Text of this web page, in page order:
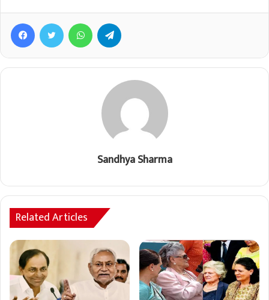
FacebookTwitter WhatsApp
Sandhya Sharma
Related Articles